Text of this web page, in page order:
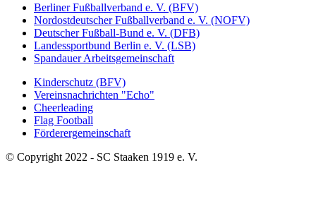
Berliner Fußballverband e. V. (BFV)
Nordostdeutscher Fußballverband e. V. (NOFV)
Deutscher Fußball-Bund e. V. (DFB)
Landessportbund Berlin e. V. (LSB)
Spandauer Arbeitsgemeinschaft
Kinderschutz (BFV)
Vereinsnachrichten "Echo"
Cheerleading
Flag Football
Förderergemeinschaft
© Copyright 2022 - SC Staaken 1919 e. V.